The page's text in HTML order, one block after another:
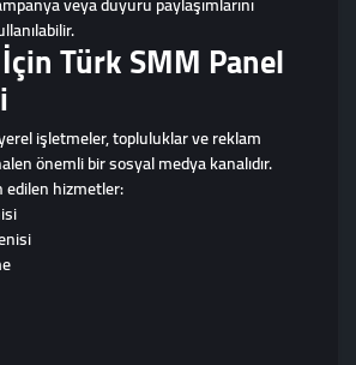
Türk SMM Panel
işletmeler, topluluklar ve reklam
önemli bir sosyal medya kanalıdır.
edilen hizmetler: